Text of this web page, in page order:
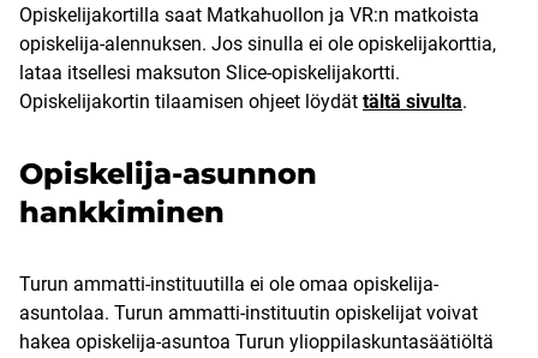
Opiskelijakortilla saat Matkahuollon ja VR:n matkoista
opiskelija-alennuksen. Jos sinulla ei ole opiskelijakorttia,
lataa itsellesi maksuton Slice-opiskelijakortti.
Opiskelijakortin tilaamisen ohjeet löydät tältä sivulta.
Opiskelija-asunnon
hankkiminen
Turun ammatti-instituutilla ei ole omaa opiskelija-
asuntolaa. Turun ammatti-instituutin opiskelijat voivat
hakea opiskelija-asuntoa Turun ylioppilaskuntasäätiöltä